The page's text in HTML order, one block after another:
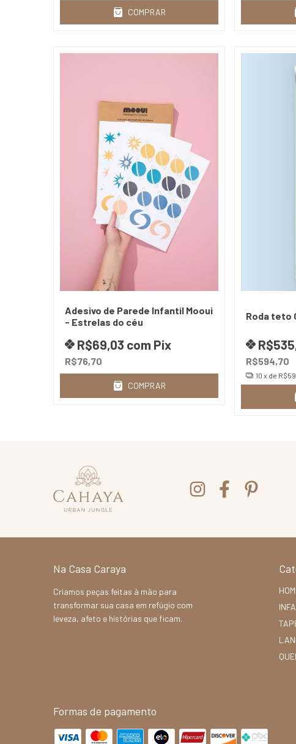
COMPRAR
Adesivo de Parede Infantil Mooui
- Estrelas do céu
R$76,70
R$69,03 com Pix
COMPRAR
Roda teto
R$594,70
10 x de
Na Casa Caraya
Criamos peças feitas à mão para
transformar sua casa em refúgio com
leveza, afeto e histórias que ficam.
Formas de pagamento